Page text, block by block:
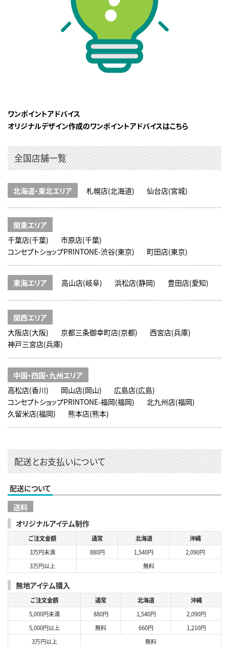
ワンポイントアドバイス
オリジナルデザイン作成のワンポイントアドバイスはこちら
全国店舗一覧
北海道・東北エリア 札幌店(北海道) 仙台店(宮城)
関東エリア
千葉店(千葉)
市原店(千葉)
コンセプトショップPRINTONE-渋谷(東京)
町田店(東京)
東海エリア 高山店(岐阜) 浜松店(静岡) 豊田店(愛知)
関西エリア
大阪店(大阪)
京都三条御幸町店(京都)
西宮店(兵庫)
神戸三宮店(兵庫)
中国・四国・九州エリア
高松店(香川)
岡山店(岡山)
広島店(広島)
コンセプトショップPRINTONE-福岡(福岡)
北九州店(福岡)
久留米店(福岡)
熊本店(熊本)
配送とお支払いについて
配送について
送料
オリジナルアイテム制作
ご注文金額 通常 北海道
沖縄
3万円未満
880円 1,540円
2,090円
3万円以上
無料
無地アイテム購入
ご注文金額 通常 北海道
沖縄
5,000円未満
880円 1,540円
2,090円
5,000円以上
無料 660円
1,210円
3万円以上
無料